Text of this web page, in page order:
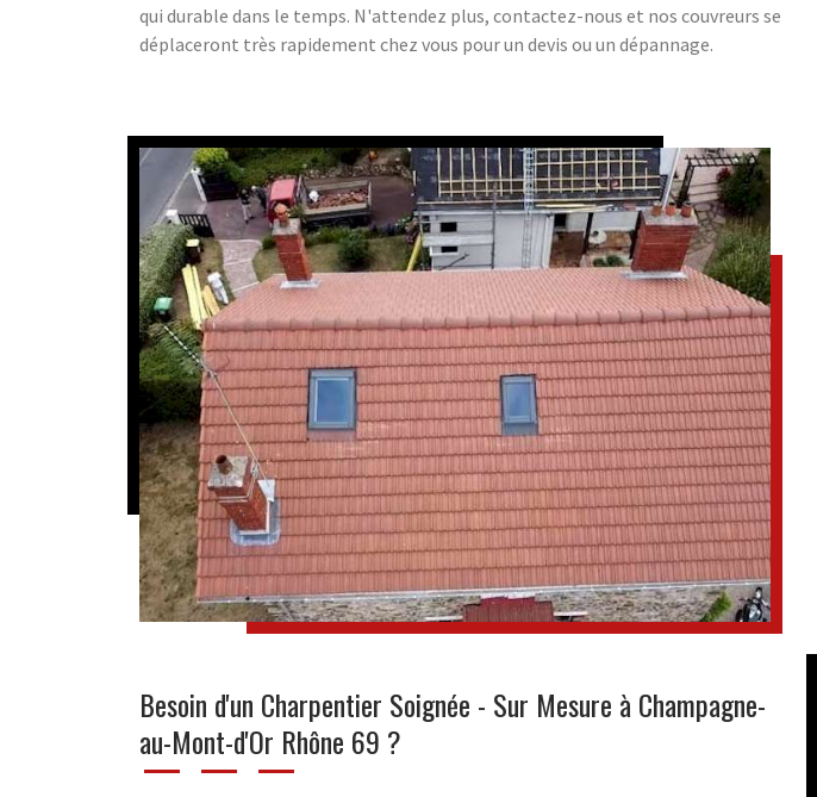
qui durable dans le temps. N'attendez plus, contactez-nous et nos couvreurs se
déplaceront très rapidement chez vous pour un devis ou un dépannage.
Besoin d'un Charpentier Soignée - Sur Mesure à Champagne-
au-Mont-d'Or Rhône 69 ?